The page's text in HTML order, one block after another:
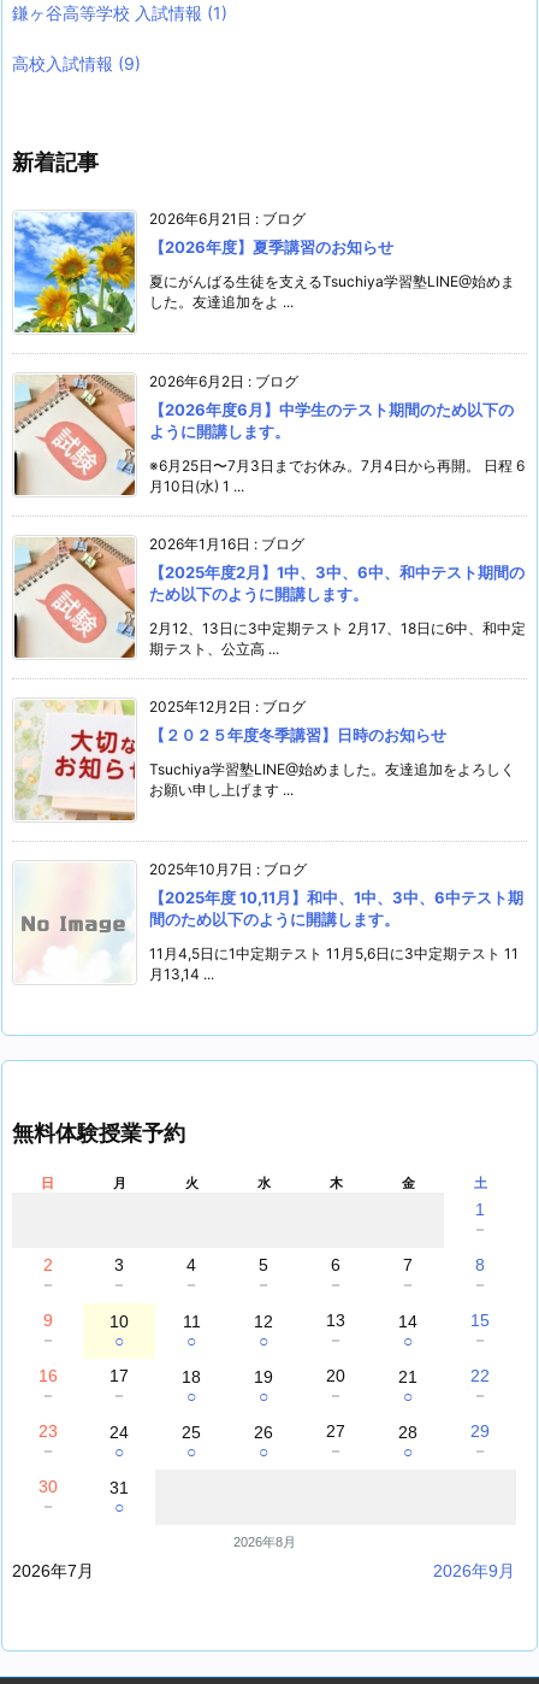
鎌ヶ谷高等学校 入試情報 (1)
高校入試情報 (9)
新着記事
2026年6月21日 : ブログ
【2026年度】夏季講習のお知らせ
夏にがんばる生徒を支えるTsuchiya学習塾LINE@始めま
した。友達追加をよ ...
2026年6月2日 : ブログ
【2026年度6月】中学生のテスト期間のため以下の
ように開講します。
※6月25日〜7月3日までお休み。7月4日から再開。 日程 6
月10日(水) 1 ...
2026年1月16日 : ブログ
【2025年度2月】1中、3中、6中、和中テスト期間の
ため以下のように開講します。
2月12、13日に3中定期テスト 2月17、18日に6中、和中定
期テスト、公立高 ...
2025年12月2日 : ブログ
【２０２５年度冬季講習】日時のお知らせ
Tsuchiya学習塾LINE@始めました。友達追加をよろしく
お願い申し上げます ...
2025年10月7日 : ブログ
【2025年度 10,11月】和中、1中、3中、6中テスト期
間のため以下のように開講します。
11月4,5日に1中定期テスト 11月5,6日に3中定期テスト 11
月13,14 ...
無料体験授業予約
2026年8月
日 月 火 水 木 金 土
1
－
2
－
3
－
4
－
5
－
6
－
7
－
8
－
9
－
10
○
11
○
12
○
13
－
14
○
15
－
16
－
17
－
18
○
19
○
20
－
21
○
22
－
23
－
24
○
25
○
26
○
27
－
28
○
29
－
30
－
31
○
2026年7月 2026年9月